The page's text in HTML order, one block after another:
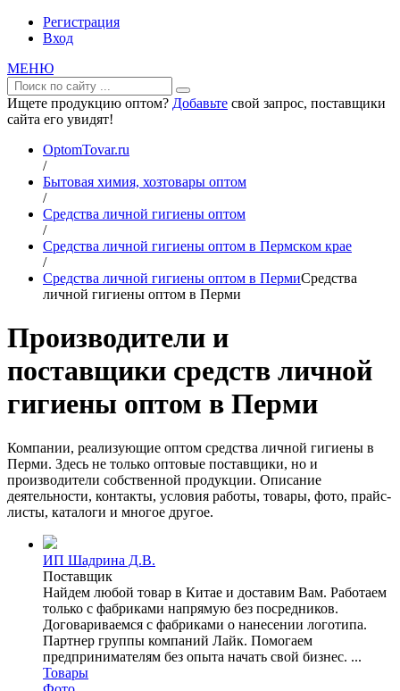
Регистрация
Вход
МЕНЮ
Ищете продукцию оптом? Добавьте свой запрос, поставщики
сайта его увидят!
OptomTovar.ru
/
Бытовая химия, хозтовары оптом
/
Средства личной гигиены оптом
/
Средства личной гигиены оптом в Пермском крае
/
Средства личной гигиены оптом в ПермиСредства
личной гигиены оптом в Перми
Производители и
поставщики средств личной
гигиены оптом в Перми
Компании, реализующие оптом средства личной гигиены в
Перми. Здесь не только оптовые поставщики, но и
производители собственной продукции. Описание
деятельности, контакты, условия работы, товары, фото, прайс-
листы, каталоги и многое другое.
ИП Шадрина Д.В.
Поставщик
Найдем любой товар в Китае и доставим Вам. Работаем
только с фабриками напрямую без посредников.
Договариваемся с фабриками о нанесении логотипа.
Партнер группы компаний Лайк. Помогаем
предпринимателям без опыта начать свой бизнес. ...
Товары